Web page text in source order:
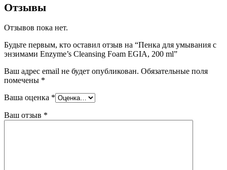
Отзывы
Отзывов пока нет.
Будьте первым, кто оставил отзыв на “Пенка для умывания с
энзимами Enzyme’s Cleansing Foam EGIA, 200 ml”
Ваш адрес email не будет опубликован. Обязательные поля
помечены *
Ваша оценка *
Ваш отзыв *